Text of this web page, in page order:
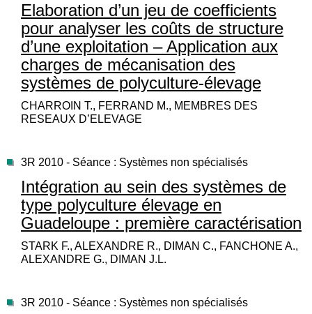
Elaboration d’un jeu de coefficients
pour analyser les coûts de structure
d’une exploitation – Application aux
charges de mécanisation des
systèmes de polyculture-élevage
CHARROIN T., FERRAND M., MEMBRES DES
RESEAUX D’ELEVAGE
3R 2010 - Séance : Systèmes non spécialisés
Intégration au sein des systèmes de
type polyculture élevage en
Guadeloupe : première caractérisation
STARK F., ALEXANDRE R., DIMAN C., FANCHONE A.,
ALEXANDRE G., DIMAN J.L.
3R 2010 - Séance : Systèmes non spécialisés